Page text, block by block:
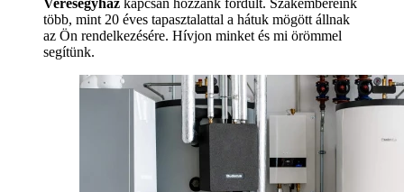
Veresegyház kapcsán hozzánk fordult. Szakembereink
több, mint 20 éves tapasztalattal a hátuk mögött állnak
az Ön rendelkezésére. Hívjon minket és mi örömmel
segítünk.